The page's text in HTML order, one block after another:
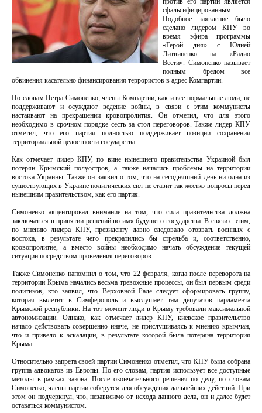
сфальсифицированным.
Подобное заявление было
сделано лидером КПУ во
время эфира программы
«Герой дня» с Юлией
Литвиненко на «Радио
Вести». Симоненко называет
полным бредом все
обвинения касательно финансирования террористов в адрес Компартии.
По словам Петра Симоненко, члены Компартии, как и все нормальные люди, не
поддерживают и осуждают ведение войны, в связи с этим коммунисты
настаивают на прекращении кровопролития. Он отметил, что для этого
необходимо в срочном порядке сесть за стол переговоров. Также лидер КПУ
отметил, что его партия полностью поддерживает позиции сохранения
территориальной целостности государства.
Как отмечает лидер КПУ, по вине нынешнего правительства Украиной был
потерян Крымский полуостров, а также начались проблемы на территории
востока Украины. Также он заявил о том, что на сегодняшний день ни одна из
существующих в Украине политических сил не ставит так жестко вопросы перед
нынешним правительством, как его партия.
Симоненко акцентировал внимание на том, что сила правительства должна
заключаться в принятии решений во имя будущего государства. В связи с этим,
по мнению лидера КПУ, президенту давно следовало отозвать военных с
востока, в результате чего прекратились бы стрельба и, соответственно,
кровопролитие, а вместо войны необходимо начать обсуждение текущей
ситуации посредством проведения переговоров.
Также Симоненко напомнил о том, что 22 февраля, когда после переворота на
территории Крыма начались весьма тревожные процессы, он был первым среди
политиков, кто заявил, что Верховной Раде следует сформировать группу,
которая вылетит в Симферополь и выслушает там депутатов парламента
Крымской республики. На тот момент люди в Крыму требовали максимальной
автономизации. Однако, как отмечает лидер КПУ, киевское правительство
начало действовать совершенно иначе, не прислушиваясь к мнению крымчан,
что и привело к эскалации, в результате которой была потеряна территория
Крыма.
Относительно запрета своей партии Симоненко отметил, что КПУ была собрана
группа адвокатов из Европы. По его словам, партия использует все доступные
методы в рамках закона. После окончательного решения по делу, по словам
Симоненко, члены партии соберутся для обсуждения дальнейших действий. При
этом он подчеркнул, что, независимо от исхода данного дела, он и далее будет
оставаться коммунистом.